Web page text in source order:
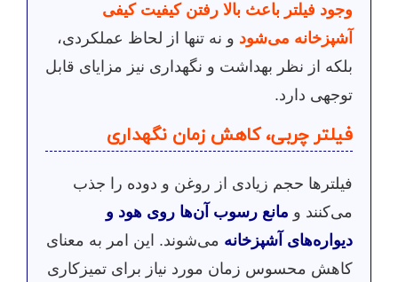
وجود فیلتر باعث بالا رفتن کیفیت کیفی
آشپزخانه می‌شود و نه تنها از لحاظ عملکردی،
بلکه از نظر بهداشت و نگهداری نیز مزایای قابل
توجهی دارد.
فیلتر چربی، کاهش زمان نگهداری
فیلترها حجم زیادی از روغن و دوده را جذب
می‌کنند و مانع رسوب آن‌ها روی هود و
دیواره‌های آشپزخانه می‌شوند. این امر به معنای
کاهش محسوس زمان مورد نیاز برای تمیزکاری